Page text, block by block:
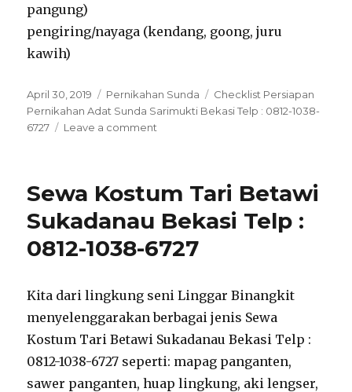
pangung)
pengiring/nayaga (kendang, goong, juru
kawih)
Posted
on
April 30, 2019 Categories
Pernikahan Sunda Tags
Checklist Persiapan
Pernikahan Adat Sunda Sarimukti Bekasi Telp : 0812-1038-
6727
Leave a comment
Adat
Sarimukti
Bekasi
Telp
0812-
6727
Sewa Kostum Tari Betawi
Sukadanau Bekasi Telp :
0812-1038-6727
Kita dari lingkung seni Linggar Binangkit
menyelenggarakan berbagai jenis Sewa
Kostum Tari Betawi Sukadanau Bekasi Telp :
0812-1038-6727 seperti: mapag panganten,
sawer panganten, huap lingkung, aki lengser,